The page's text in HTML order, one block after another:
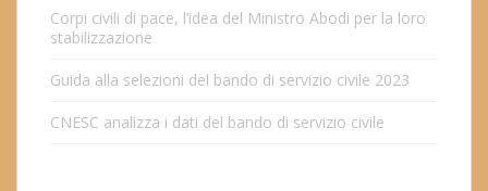
Corpi civili di pace, l’idea del Ministro Abodi per la loro
stabilizzazione
Guida alla selezioni del bando di servizio civile 2023
CNESC analizza i dati del bando di servizio civile